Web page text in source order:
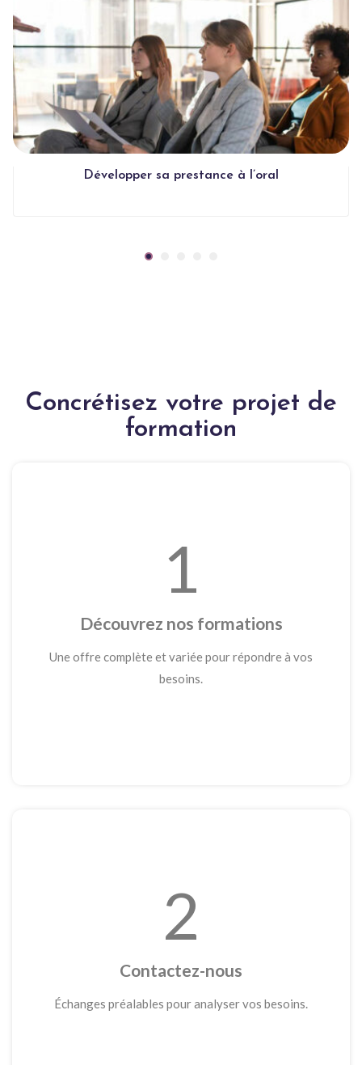
Développer sa prestance à l’oral
Concrétisez votre projet de
formation
1
Découvrez nos formations
Une offre complète et variée pour répondre à vos
besoins.
2
Contactez-nous
Échanges préalables pour analyser vos besoins.